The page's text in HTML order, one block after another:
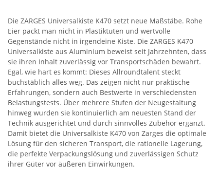
Die ZARGES Universalkiste K470 setzt neue Maßstäbe. Rohe
Eier packt man nicht in Plastiktüten und wertvolle
Gegenstände nicht in irgendeine Kiste. Die ZARGES K470
Universalkiste aus Aluminium beweist seit Jahrzehnten, dass
sie ihren Inhalt zuverlässig vor Transportschäden bewahrt.
Egal, wie hart es kommt: Dieses Allroundtalent steckt
buchstäblich alles weg. Das zeigen nicht nur praktische
Erfahrungen, sondern auch Bestwerte in verschiedensten
Belastungstests. Über mehrere Stufen der Neugestaltung
hinweg wurden sie kontinuierlich am neuesten Stand der
Technik ausgerichtet und durch sinnvolles Zubehör ergänzt.
Damit bietet die Universalkiste K470 von Zarges die optimale
Lösung für den sicheren Transport, die rationelle Lagerung,
die perfekte Verpackungslösung und zuverlässigen Schutz
ihrer Güter vor äußeren Einwirkungen.